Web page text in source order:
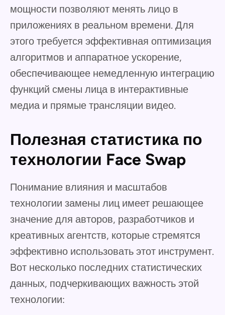
мощности позволяют менять лицо в
приложениях в реальном времени. Для
этого требуется эффективная оптимизация
алгоритмов и аппаратное ускорение,
обеспечивающее немедленную интеграцию
функций смены лица в интерактивные
медиа и прямые трансляции видео.
Полезная статистика по
технологии Face Swap
Понимание влияния и масштабов
технологии замены лиц имеет решающее
значение для авторов, разработчиков и
креативных агентств, которые стремятся
эффективно использовать этот инструмент.
Вот несколько последних статистических
данных, подчеркивающих важность этой
технологии: